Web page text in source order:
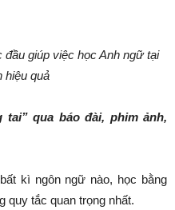
giúp việc học Anh ngữ tại
hiệu quả
tai” qua báo đài, phim ảnh,
kì ngôn ngữ nào, học bằng
quy tắc quan trọng nhất.